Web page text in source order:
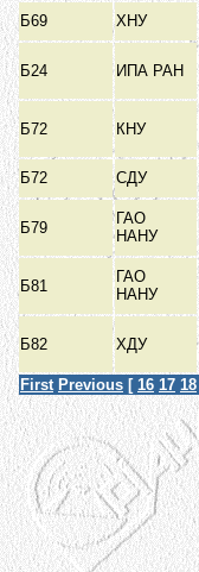
Б69
ХНУ
Б24 ИПА РАН
Б72 КНУ
Б72
СДУ
Б79
ГАО
НАНУ
Б81
ГАО
НАНУ
Б82 ХДУ
First Previous [ 16 17 18